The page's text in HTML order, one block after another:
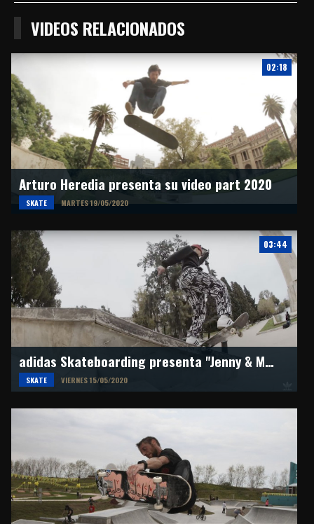
VIDEOS RELACIONADOS
02:18
Arturo Heredia presenta su video part 2020
SKATE MARTES 19/05/2020
03:44
adidas Skateboarding presenta "Jenny & Mariah"
SKATE VIERNES 15/05/2020